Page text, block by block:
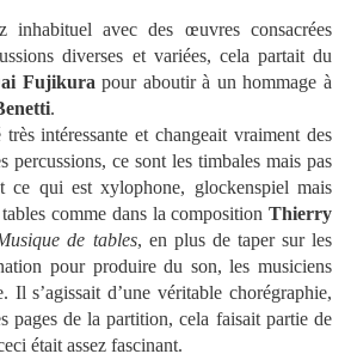
inhabituel avec des œuvres consacrées
diverses et variées, cela partait du
Fujikura pour aboutir à un hommage à
.
intéressante et changeait vraiment des
percussions, ce sont les timbales mais pas
qui est xylophone, glockenspiel mais
comme dans la composition Thierry
de tables, en plus de taper sur les
pour produire du son, les musiciens
Il s’agissait d’une véritable chorégraphie,
pages de la partition, cela faisait partie de
était assez fascinant.